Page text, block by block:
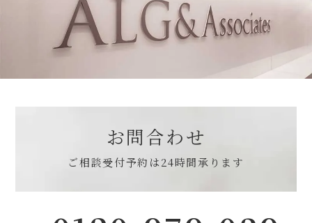
お問合わせ
ご相談受付予約は24時間承ります